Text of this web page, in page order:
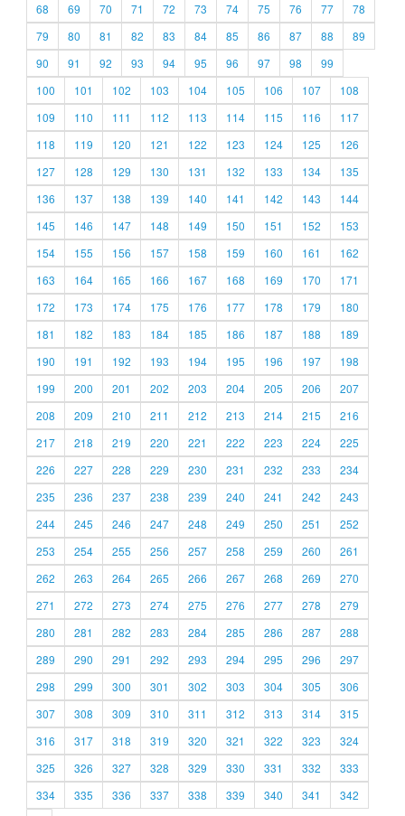
68
69 70 71 72 73 74 75 76 77
78
79
80 81 82 83 84 85 86 87 88
89
90
91 92 93 94 95 96 97 98
99
100
101 102 103 104 105 106 107
108
109
110 111 112 113 114 115 116
117
118
119 120 121 122 123 124 125
126
127
128 129 130 131 132 133 134
135
136
137 138 139 140 141 142 143
144
145
146 147 148 149 150 151 152
153
154
155 156 157 158 159 160 161
162
163
164 165 166 167 168 169 170
171
172
173 174 175 176 177 178 179
180
181
182 183 184 185 186 187 188
189
190
191 192 193 194 195 196 197
198
199
200 201 202 203 204 205 206
207
208
209 210 211 212 213 214 215
216
217
218 219 220 221 222 223 224
225
226
227 228 229 230 231 232 233
234
235
236 237 238 239 240 241 242
243
244
245 246 247 248 249 250 251
252
253
254 255 256 257 258 259 260
261
262
263 264 265 266 267 268 269
270
271
272 273 274 275 276 277 278
279
280
281 282 283 284 285 286 287
288
289
290 291 292 293 294 295 296
297
298
299 300 301 302 303 304 305
306
307
308 309 310 311 312 313 314
315
316
317 318 319 320 321 322 323
324
325
326 327 328 329 330 331 332
333
334
335 336 337 338 339 340 341
342